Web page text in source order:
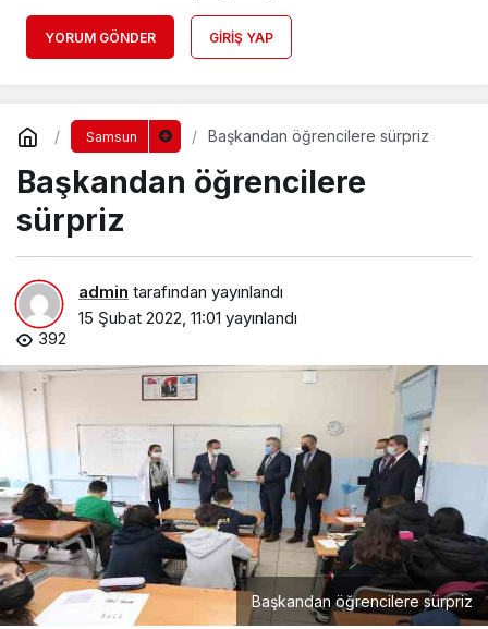
YORUM GÖNDER GIRIŞ YAP
Samsun Başkandan öğrencilere sürpriz
Başkandan öğrencilere
sürpriz
admin tarafından yayınlandı
15 Şubat 2022, 11:01 yayınlandı
392
Başkandan öğrencilere sürpriz